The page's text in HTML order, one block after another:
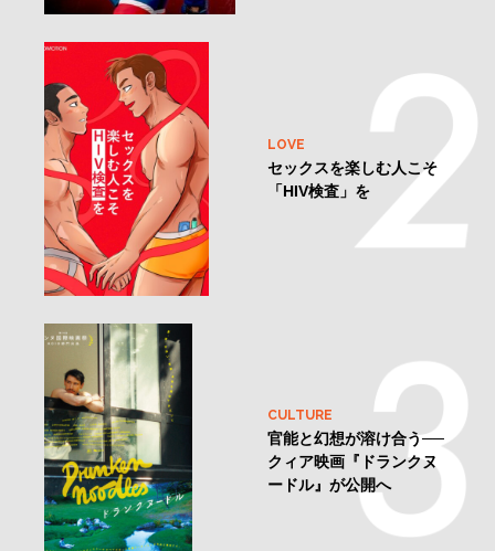
LOVE
セックスを楽しむ人こそ
「HIV検査」を
CULTURE
官能と幻想が溶け合う──
クィア映画『ドランクヌ
ードル』が公開へ